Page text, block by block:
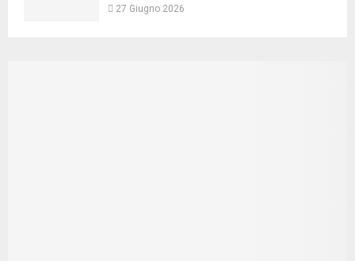
27 Giugno 2026